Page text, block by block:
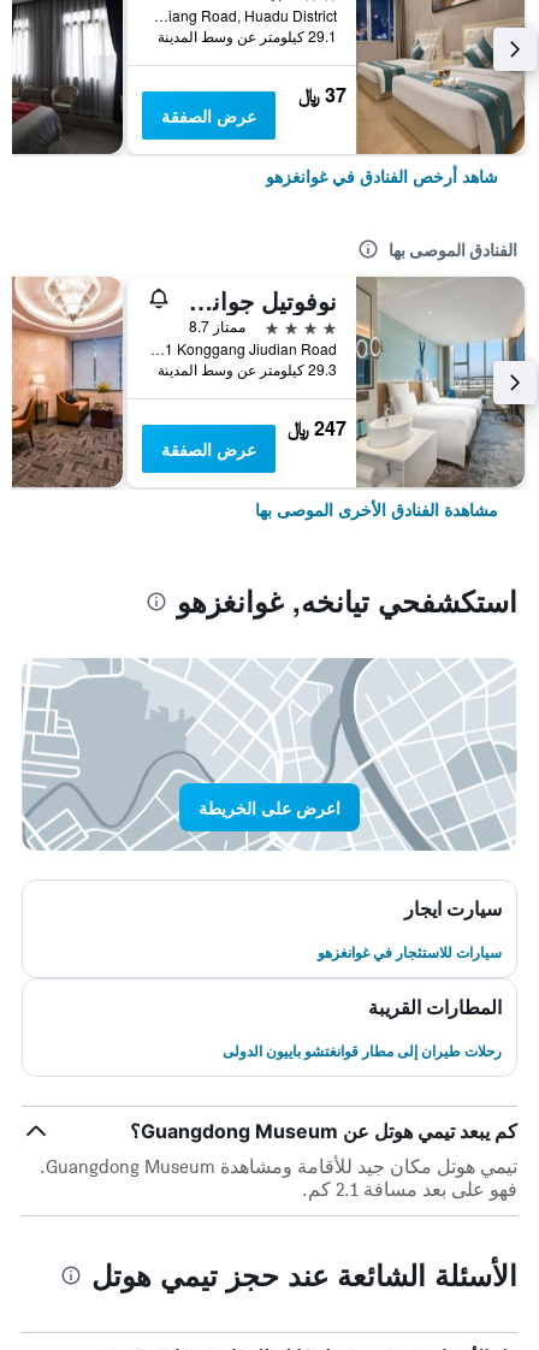
No. 2 Shunxiang Road, Huadu District, غوانغزهو, الصين
29.1 كيلومتر عن وسط المدينة
37 ﷼
عرض الصفقة
شاهد أرخص الفنادق في غوانغزهو
الفنادق الموصى بها
نوفوتيل جوانجشو بايون أيربورت
4 نجوم
ممتاز 8.7
No 1 Konggang Jiudian Road, غوانغزهو, الصين
29.3 كيلومتر عن وسط المدينة
247 ﷼
عرض الصفقة
مشاهدة الفنادق الأخرى الموصى بها
استكشفحي تيانخه, غوانغزهو
اعرض على الخريطة
سيارت ايجار
سيارات للاستئجار في غوانغزهو
المطارات القريبة
رحلات طيران إلى مطار قوانغتشو باييون الدولى
كم يبعد تيمي هوتل عن Guangdong Museum؟
تيمي هوتل مكان جيد للأقامة ومشاهدة Guangdong Museum.
فهو على بعد مسافة 2.1 كم.
الأسئلة الشائعة عند حجز تيمي هوتل